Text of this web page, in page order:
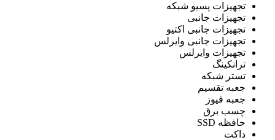
تجهیزات پسیو شبکه
تجهیزات جانبی
تجهیزات جانبی اکتیو
تجهیزات جانبی وایرلس
تجهیزات وایرلس
ترانکینگ
تستر شبكه
جعبه تقسیم
جعبه فیوز
چسب برق
حافظه SSD
داکت